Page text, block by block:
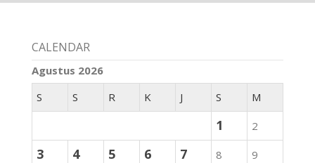
CALENDAR
Agustus 2026
S
S R K J S M
1 2
3 4 5 6 7 8
9